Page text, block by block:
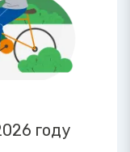
году